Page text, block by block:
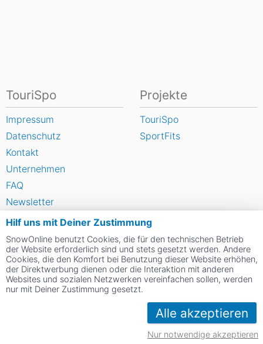
Hilf uns mit Deiner Zustimmung
SnowOnline benutzt Cookies, die für den technischen Betrieb
der Website erforderlich sind und stets gesetzt werden. Andere
Cookies, die den Komfort bei Benutzung dieser Website erhöhen,
der Direktwerbung dienen oder die Interaktion mit anderen
Websites und sozialen Netzwerken vereinfachen sollen, werden
nur mit Deiner Zustimmung gesetzt.
Alle akzeptieren
Nur notwendige akzeptieren
TouriSpo
Impressum
Datenschutz
Kontakt
Unternehmen
FAQ
Newsletter
Widget
Umfragen
Skigebiet bewerten
Projekte
TouriSpo
SportFits
Social Web